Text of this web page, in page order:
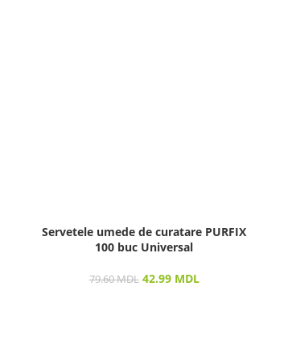
Servetele umede de curatare PURFIX
100 buc Universal
79.60MDL 42.99 MDL